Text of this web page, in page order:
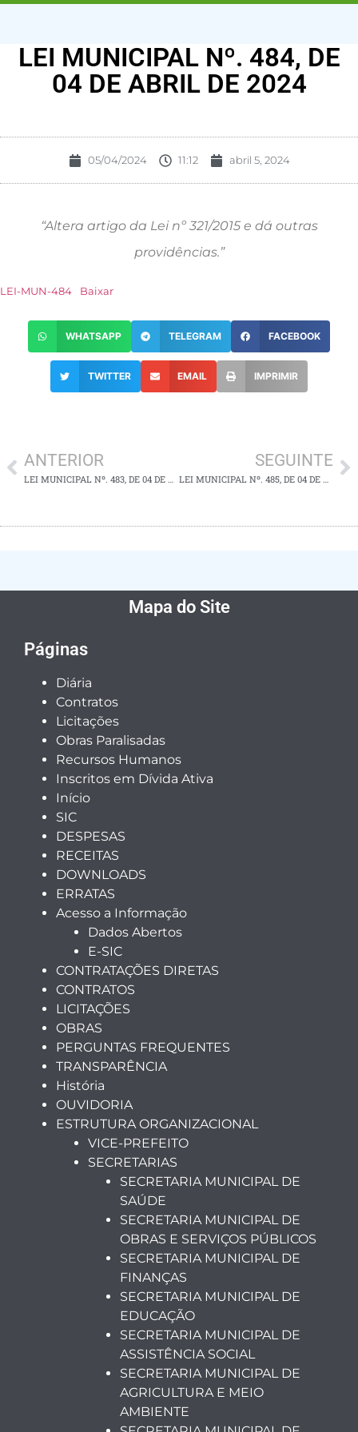
LEI MUNICIPAL Nº. 484, DE
04 DE ABRIL DE 2024
05/04/2024 11:12 abril 5, 2024
“Altera artigo da Lei nº 321/2015 e dá outras
providências.”
LEI-MUN-484 Baixar
WHATSAPP TELEGRAM FACEBOOK
TWITTER EMAIL IMPRIMIR
ANTERIOR
LEI MUNICIPAL Nº. 483, DE 04 DE ABRIL DE 2024
SEGUINTE
LEI MUNICIPAL Nº. 485, DE 04 DE ABRIL DE 2024
Mapa do Site
Páginas
Diária
Contratos
Licitações
Obras Paralisadas
Recursos Humanos
Inscritos em Dívida Ativa
Início
SIC
DESPESAS
RECEITAS
DOWNLOADS
ERRATAS
Acesso a Informação
Dados Abertos
E-SIC
CONTRATAÇÕES DIRETAS
CONTRATOS
LICITAÇÕES
OBRAS
PERGUNTAS FREQUENTES
TRANSPARÊNCIA
História
OUVIDORIA
ESTRUTURA ORGANIZACIONAL
VICE-PREFEITO
SECRETARIAS
SECRETARIA MUNICIPAL DE
SAÚDE
SECRETARIA MUNICIPAL DE
OBRAS E SERVIÇOS PÚBLICOS
SECRETARIA MUNICIPAL DE
FINANÇAS
SECRETARIA MUNICIPAL DE
EDUCAÇÃO
SECRETARIA MUNICIPAL DE
ASSISTÊNCIA SOCIAL
SECRETARIA MUNICIPAL DE
AGRICULTURA E MEIO
AMBIENTE